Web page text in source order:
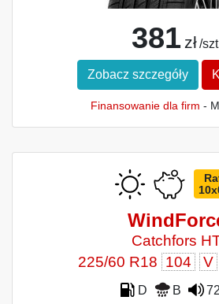
381 zł /
Zobacz szczegóły
Finansowanie dla firm -
Catchfors
225/60 R18 104 V
D B